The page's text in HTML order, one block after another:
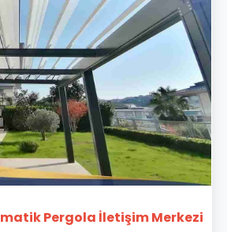
Pergola İletişim Merkezi